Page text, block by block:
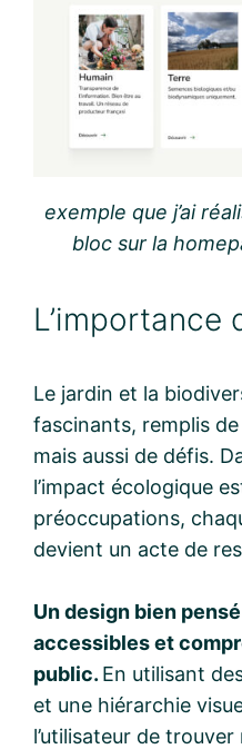
exemple que j’ai
bloc sur la
L’importance
Le jardin et la
fascinants, remplis de
mais aussi de défis.
l’impact écologique
préoccupations,
devient un acte de
Un design bien
accessibles et
public. En utilisant
et une hiérarchie
l’utilisateur de trouver